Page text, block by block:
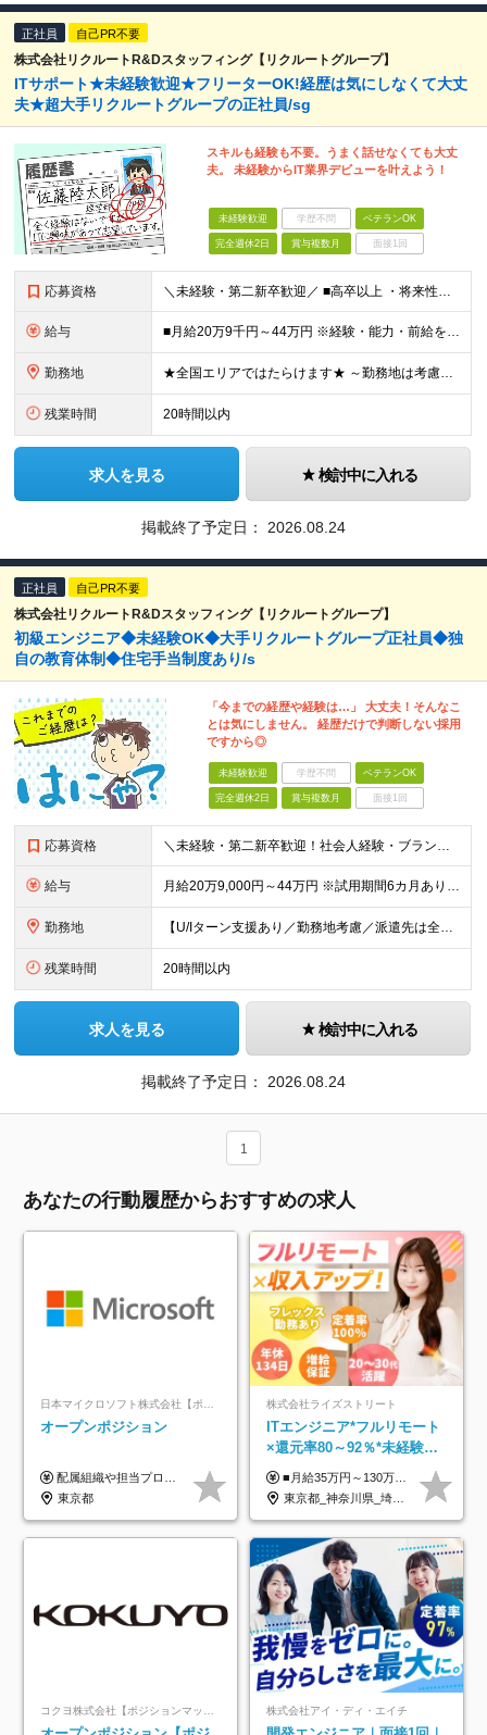
正社員 自己PR不要
株式会社リクルートR&Dスタッフィング【リクルートグループ】
ITサポート★未経験歓迎★フリーターOK!経歴は気にしなくて大丈
夫★超大手リクルートグループの正社員/sg
スキルも経験も不要。うまく話せなくても大丈
夫。 未経験からIT業界デビューを叶えよう！
未経験歓迎 学歴不問 ベテランOK
完全週休2日 賞与複数月 面接1回
応募資格 ＼未経験・第二新卒歓迎／ ■高卒以上 ・将来性がありそうだと思ったから ・正社員としてしっかり稼ぎたい ・手に職つけたくて など志望理由は何でもOK！ 仕事は1からレクチャーしますので、 全くの未経
給与 ■月給20万9千円～44万円 ※経験・能力・前給を考慮の上、決定いたします ※時間外手当100％支給 ※派遣就業先が変更となる場合には、就業規則、労使協定等に基づき賃金が変更となる可能性があります
勤務地 ★全国エリアではたらけます★ ～勤務地は考慮します～ ■東北エリア／青森・岩手・宮城・秋田・山形・福島 ■関東エリア／東京・埼玉・神奈川・千葉・茨城・栃木・群馬 ■北信越エリア／長野・山梨・福井 ■
残業時間 20時間以内
求人を見る 検討中に入れる
掲載終了予定日： 2026.08.24
正社員 自己PR不要
株式会社リクルートR&Dスタッフィング【リクルートグループ】
初級エンジニア◆未経験OK◆大手リクルートグループ正社員◆独
自の教育体制◆住宅手当制度あり/s
「今までの経歴や経験は…」 大丈夫！そんなこ
とは気にしません。 経歴だけで判断しない採用
ですから◎
未経験歓迎 学歴不問 ベテランOK
完全週休2日 賞与複数月 面接1回
応募資格 ＼未経験・第二新卒歓迎！社会人経験・ブランクなども不問／ ◇ 高卒以上 ・将来性がありそうだと思ったから ・正社員としてしっかり稼ぎたい ・手に職つけたくて など志望理由は何でもOK！ 仕事は1から
給与 月給20万9,000円～44万円 ※試用期間6カ月あり（期間中の待遇に変更なし） ※経験・能力・前給を考慮の上、決定いたします ※時間外手当100％支給 ※派遣就業先が変更となる場合には、就業規則、
勤務地 【U/Iターン支援あり／勤務地考慮／派遣先は全国36都府県】 引越補助、社員寮、住宅手当制度あり。U/Iターンも歓迎です！ ■東北エリア／青森・岩手・宮城・秋田・山形・福島 ■関東エリア／東京・埼玉
残業時間 20時間以内
求人を見る 検討中に入れる
掲載終了予定日： 2026.08.24
1
あなたの行動履歴からおすすめの求人
日本マイクロソフト株式会社【ポジションマッチ登録】
オープンポジション
配属組織や担当プロジェクトにより異なります。 ▼参考情報 ----------------------- 年俸650万～（1/12を月々支給） ※経験、能力を考慮の上、当社規定により優遇いたします。 ※時間外、休日出勤、深夜手当に対する賃金も基本年俸に含みます。
東京都
株式会社ライズストリート
ITエンジニア*フルリモート
×還元率80～92％*未経験歓
迎*年休134日*月給35万～*
定着率100%
■月給35万円～130万円＋賞与年2回＋各種手当 ※システムエンジニアの経験をお持ちの方は月給41万円以上＋賞与年2回（108万円～）＋手当 ■単価（年収）アップのチャンスは最大年12回 ※残業代は1分単位で100％全額支給。サービス残業などは一切ありません ※試用期間6ヵ月（試用期間中の待遇・給与に差はありません）
東京都_神奈川県_埼玉県_千葉県_大阪府_愛知県_北海道_青森県_岩手県_宮城県_秋田県_山形県_福島県_茨城県_栃木県_群馬県_新潟県_山梨県_長野県_富山県_石川県_福井県_静岡県_岐阜県_三重県_兵庫県_京都府_滋賀県_奈良県_和歌山県_広島県_岡山県_鳥取県_島根県_山口県_徳島県_香川県_愛媛県_高知県_福岡県_熊本県_佐賀県_長崎県_大分県_宮崎県_鹿児島県_沖縄県
コクヨ株式会社【ポジションマッチ登録】 株式会社アイ・ディ・エイチ